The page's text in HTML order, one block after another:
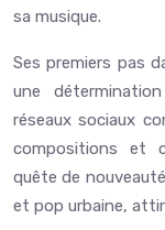
sa musique.
Ses premiers pas
une
réseaux sociaux
compositions et
quête de
et pop urbaine,